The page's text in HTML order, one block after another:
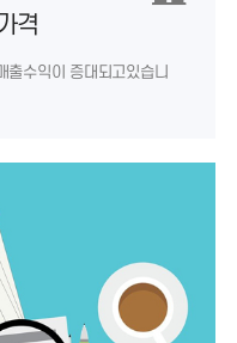
격
출수익이 증대되고있습니